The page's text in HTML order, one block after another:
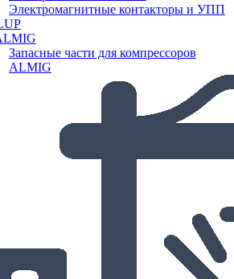
Электромагнитные контакторы и УПП
Запасные части для компрессоров
ALMIG